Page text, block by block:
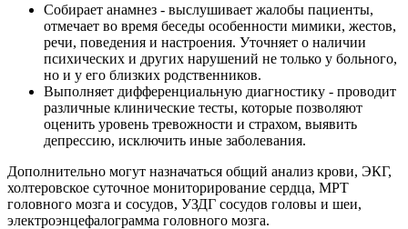
Собирает анамнез - выслушивает жалобы пациенты,
отмечает во время беседы особенности мимики, жестов,
речи, поведения и настроения. Уточняет о наличии
психических и других нарушений не только у больного,
но и у его близких родственников.
Выполняет дифференциальную диагностику - проводит
различные клинические тесты, которые позволяют
оценить уровень тревожности и страхом, выявить
депрессию, исключить иные заболевания.
Дополнительно могут назначаться общий анализ крови, ЭКГ,
холтеровское суточное мониторирование сердца, МРТ
головного мозга и сосудов, УЗДГ сосудов головы и шеи,
электроэнцефалограмма головного мозга.